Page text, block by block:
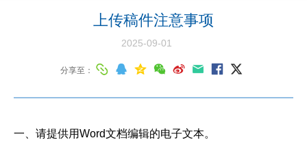
上传稿件注意事项
2025-09-01
分享至：
一、请提供用Word文档编辑的电子文本。